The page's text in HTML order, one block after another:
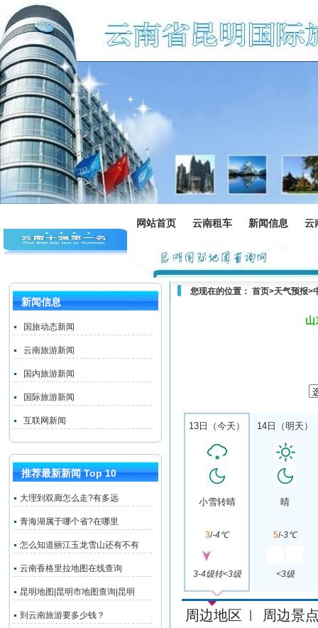
网站首页 云南租车 新闻信息 云
新闻信息
国旅动态新闻
云南旅游新闻
国内旅游新闻
国际旅游新闻
互联网新闻
推荐最新新闻 Top 10
大理到双廊怎么走?有多远
青海湖属于哪个省?在哪里
怎么知道丽江玉龙雪山还有不有
云南香格里拉地图在线查询
昆明地图|昆明市地图查询|昆明
到云南旅游要多少钱？
您现在的位置： 首页>天气预报>
山
13日（今天）
小雪转晴
3/-4℃
3-4级转<3级
14日（明天）
晴
5/-3℃
<3级
周边地区 周边景